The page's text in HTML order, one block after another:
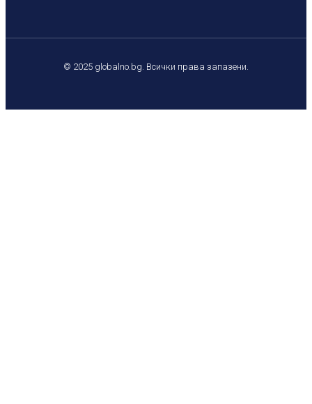
© 2025 globalno.bg. Всички права запазени.